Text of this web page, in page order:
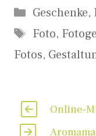
Kategorien
Geschenke,
Foto,
Fotos,
Online-